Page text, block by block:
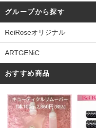
グループから探す
ReiRoseオリジナル
ARTGENiC
おすすめ商品